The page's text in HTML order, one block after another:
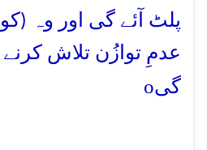
پلٹ آئے گی اور وہ
عدمِ توازُن تلاش کرنے
گیo